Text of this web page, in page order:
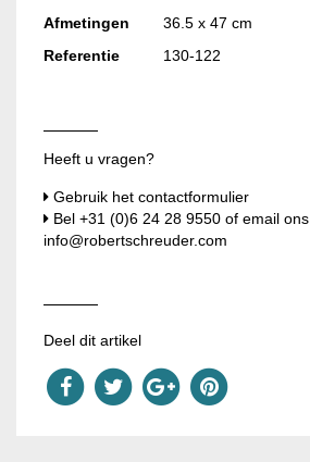
Afmetingen
36.5 x 47 cm
Referentie
130-122
Heeft u vragen?
Gebruik het contactformulier
Bel +31 (0)6 24 28 9550 of email ons
info@robertschreuder.com
Deel dit artikel